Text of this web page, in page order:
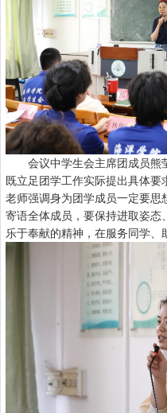
会议中学生会主席团成员熊
既立足团学工作实际提出具体
老师强调身为团学成员一定要思
寄语全体成员，要保持进取姿态
乐于奉献的精神，在服务同学、